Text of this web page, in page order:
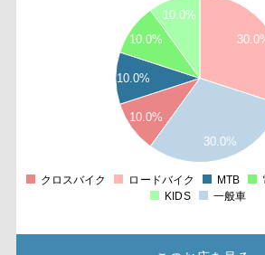
10.0%
10.0%
10.0%
10.0%
30.0%
0
クロスバイク ロードバイク MTB
KIDS
一般車